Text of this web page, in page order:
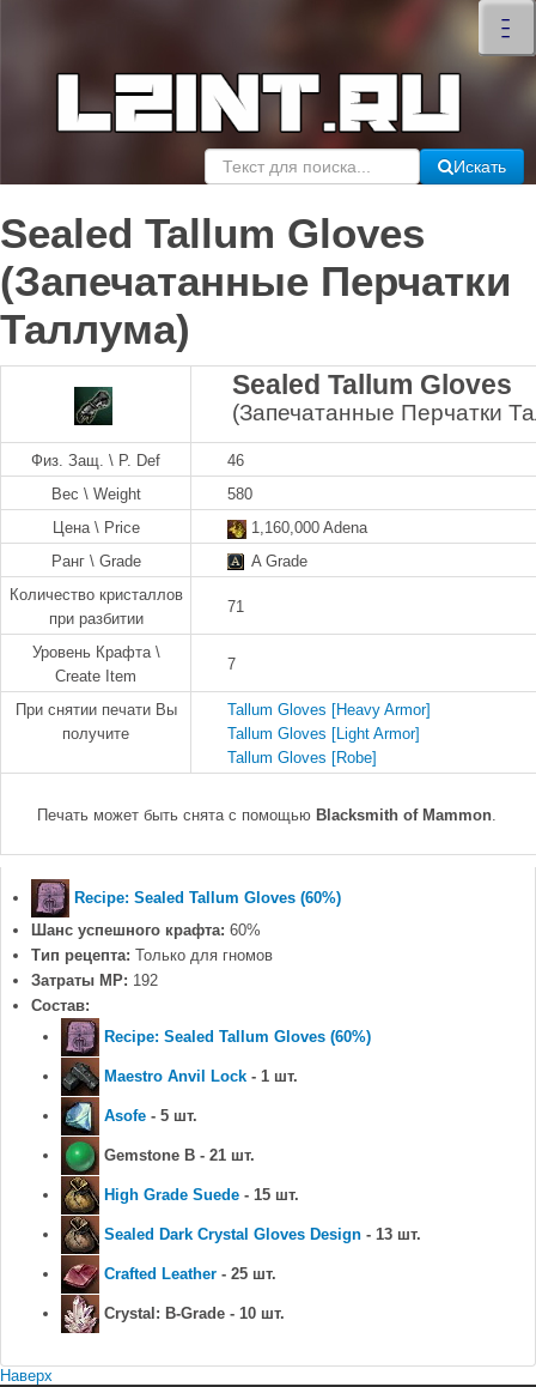
–
–
–
×
Искать
Sealed Tallum Gloves
(Запечатанные Перчатки
Таллума)
Sealed Tallum Gloves
(Запечатанные Перчатки
Физ. Защ. \ P. Def
46
Вес \ Weight
580
Цена \ Price
1,160,000 Adena
Ранг \ Grade
A Grade
Количество кристаллов
при разбитии
71
Уровень Крафта \
Create Item
7
При снятии печати Вы
получите
Tallum Gloves [Heavy Armor]
Tallum Gloves [Light Armor]
Tallum Gloves [Robe]
Печать может быть снята с помощью Blacksmith of Mammon.
Recipe: Sealed Tallum Gloves (60%)
Шанс успешного крафта: 60%
Тип рецепта: Только для гномов
Затраты MP: 192
Состав:
Recipe: Sealed Tallum Gloves (60%)
Maestro Anvil Lock - 1 шт.
Asofe - 5 шт.
Gemstone B - 21 шт.
High Grade Suede - 15 шт.
Sealed Dark Crystal Gloves Design - 13 шт.
Crafted Leather - 25 шт.
Crystal: B-Grade - 10 шт.
Наверх